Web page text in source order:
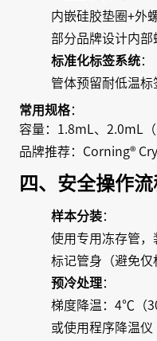
内嵌硅胶垫圈+外
部分品牌设计内部
标准化标签系统：
管体预留耐低温标
常用规格：
容量：1.8mL、2.0mL
品牌推荐：Corning®
四、安全操作流
样本分装：
使用专用冻存管，
标记管身（避免仅
预冷处理：
梯度降温：4℃（
或使用程序降温仪